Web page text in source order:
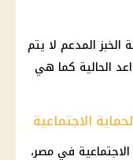
الخبز المدعم لا يتم
الحالية كما هي
الاجتماعية
في مصر،